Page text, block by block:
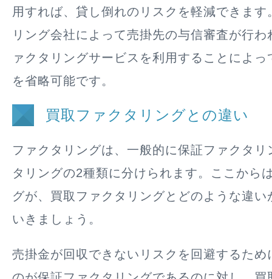
用すれば、貸し倒れのリスクを軽減できま
リング会社によって売掛先の与信審査が行
ァクタリングサービスを利用することによ
を省略可能です。
買取ファクタリングとの違い
ファクタリングは、一般的に保証ファクタ
タリングの2種類に分けられます。ここから
グが、買取ファクタリングとどのような違
いきましょう。
売掛金が回収できないリスクを回避するため